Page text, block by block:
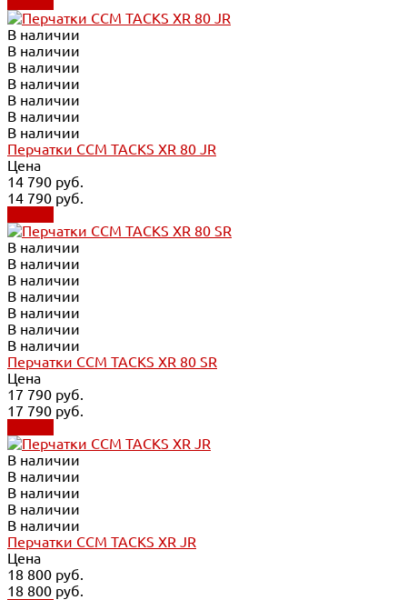
В наличии
В наличии
В наличии
В наличии
В наличии
В наличии
В наличии
Перчатки CCM TACKS XR 80 JR
Цена
14 790 руб.
14 790 руб.
В наличии
В наличии
В наличии
В наличии
В наличии
В наличии
В наличии
Перчатки CCM TACKS XR 80 SR
Цена
17 790 руб.
17 790 руб.
В наличии
В наличии
В наличии
В наличии
В наличии
Перчатки CCM TACKS XR JR
Цена
18 800 руб.
18 800 руб.